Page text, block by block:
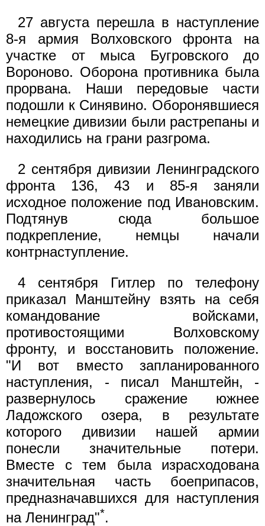
27 августа перешла в наступление
8-я армия Волховского фронта на
участке от мыса Бугровского до
Вороново. Оборона противника была
прорвана. Наши передовые части
подошли к Синявино. Оборонявшиеся
немецкие дивизии были растрепаны и
находились на грани разгрома.
2 сентября дивизии Ленинградского
фронта 136, 43 и 85-я заняли
исходное положение под Ивановским.
Подтянув сюда большое
подкрепление, немцы начали
контрнаступление.
4 сентября Гитлер по телефону
приказал Манштейну взять на себя
командование войсками,
противостоящими Волховскому
фронту, и восстановить положение.
"И вот вместо запланированного
наступления, - писал Манштейн, -
развернулось сражение южнее
Ладожского озера, в результате
которого дивизии нашей армии
понесли значительные потери.
Вместе с тем была израсходована
значительная часть боеприпасов,
предназначавшихся для наступления
на Ленинград"*.